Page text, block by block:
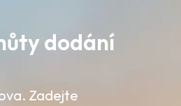
dodání
Zadejte